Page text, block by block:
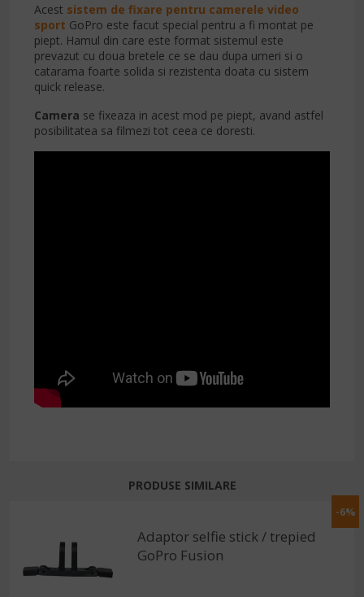
Acest sistem de fixare pentru camerele video
sport GoPro este facut special pentru a fi montat pe
piept. Hamul din care este format sistemul este
prevazut cu doua bretele ce se dau dupa umeri si o
catarama foarte solida si rezistenta doata cu sistem
quick release.
Camera se fixeaza in acest mod pe piept, avand astfel
posibilitatea sa filmezi tot ceea ce doresti.
PRODUSE SIMILARE
-6%
Adaptor selfie stick / trepied
GoPro Fusion